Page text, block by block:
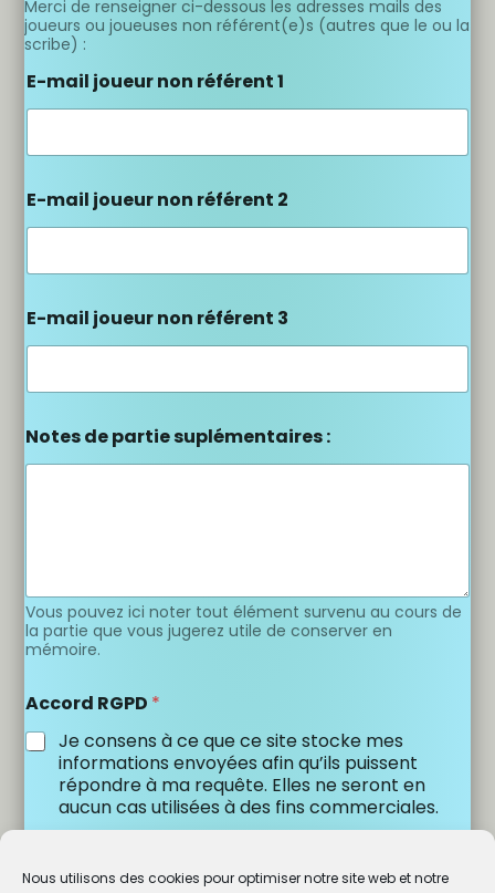
Nous utilisons des cookies pour optimiser notre site web et notre
Merci de renseigner ci-dessous les adresses mails des
joueurs ou joueuses non référent(e)s (autres que le ou la
scribe) :
E-mail joueur non référent 1
E-mail joueur non référent 2
E-mail joueur non référent 3
Notes de partie suplémentaires :
Vous pouvez ici noter tout élément survenu au cours de
la partie que vous jugerez utile de conserver en
mémoire.
Accord RGPD *
Je consens à ce que ce site stocke mes
informations envoyées afin qu’ils puissent
répondre à ma requête. Elles ne seront en
aucun cas utilisées à des fins commerciales.